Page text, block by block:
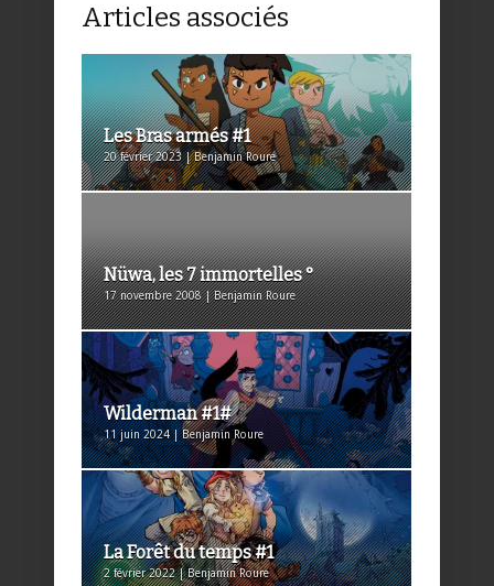
Articles associés
Les Bras armés #1
20 février 2023 | Benjamin Roure
Nüwa, les 7 immortelles °
17 novembre 2008 | Benjamin Roure
Wilderman #1#
11 juin 2024 | Benjamin Roure
La Forêt du temps #1
2 février 2022 | Benjamin Roure